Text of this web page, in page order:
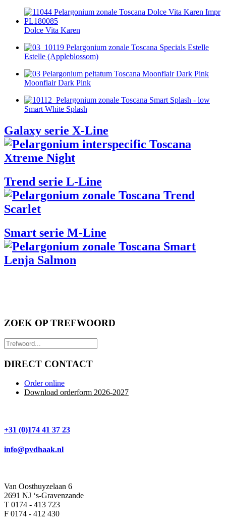
Dolce Vita Karen
Estelle (Appleblossom)
Moonflair Dark Pink
Smart White Splash
Galaxy serie X-Line
Trend serie L-Line
Smart serie M-Line
ZOEK OP TREFWOORD
DIRECT CONTACT
Order online
Download orderform 2026-2027
+31 (0)174 41 37 23
info@pvdhaak.nl
Van Oosthuyzelaan 6
2691 NJ ‘s-Gravenzande
T 0174 - 413 723
F 0174 - 412 430